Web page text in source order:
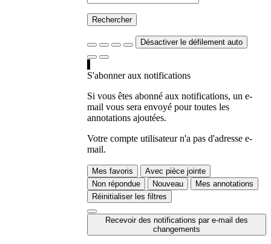
Rechercher
Désactiver le défilement auto
S'abonner aux notifications
Si vous êtes abonné aux notifications, un e-
mail vous sera envoyé pour toutes les
annotations ajoutées.
Votre compte utilisateur n'a pas d'adresse e-
mail.
Mes favoris
Avec pièce jointe
Non répondue
Nouveau
Mes annotations
Réinitialiser les filtres
Recevoir des notifications par e-mail des
changements